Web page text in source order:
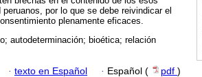
por lo que se debe reivindicar el
plenamente eficaces.
autodeterminación; bioética; relación
· texto en Español · Español ( pdf )